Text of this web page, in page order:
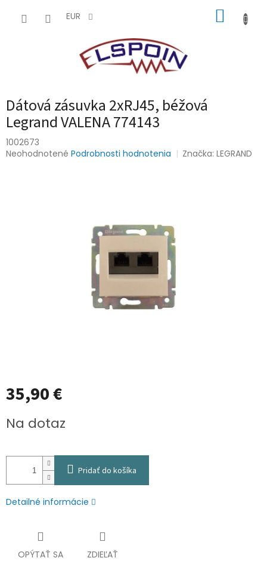
EUR
Dátová zásuvka 2xRJ45, béžová
Legrand VALENA 774143
1002673
Priemerné
Neohodnotené Podrobnosti hodnotenia Značka:LEGRAND
35,90 €
cena:
Na dotaz
Pridať do košíka
Detailné informácie
OPÝTAŤ SA ZDIEĽAŤ